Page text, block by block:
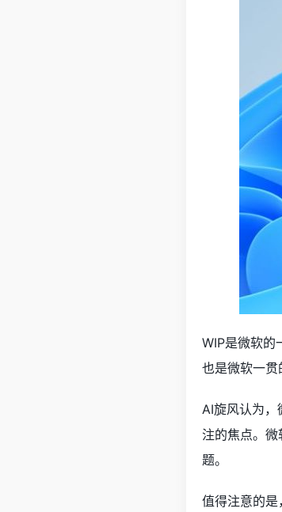
WIP是微软的
也是微软一贯
AI旋风认为，
注的焦点。
题。
值得注意的是